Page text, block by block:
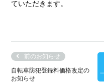
ていただきます。
前のお知らせ
自転車防犯登録料価格改定の
お知らせ